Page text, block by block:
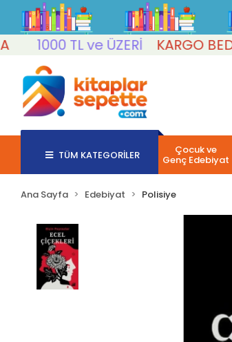
1000 TL ve ÜZERİ
KARGO
TÜM KATEGORİLER Çocuk ve
Genç Edebiyat
Ana Sayfa Edebiyat Polisiye